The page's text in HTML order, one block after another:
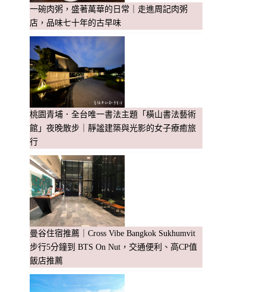
一碗肉粥，盛著萬華的日常｜走進周記肉粥
店，品味七十年的古早味
桃園青埔．全台唯一書法主題「橫山書法藝術
館」夜晚散步｜靜謐建築與光影的女子療癒旅
行
曼谷住宿推薦｜Cross Vibe Bangkok Sukhumvit
步行5分鐘到 BTS On Nut，交通便利、高CP值
飯店推薦